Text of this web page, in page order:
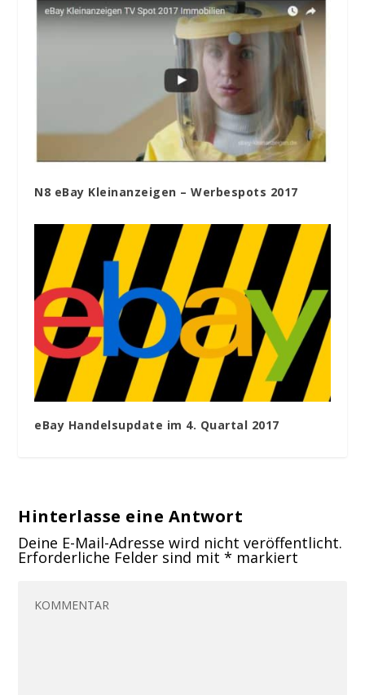
N8 eBay Kleinanzeigen – Werbespots 2017
eBay Handelsupdate im 4. Quartal 2017
Hinterlasse eine Antwort
Deine E-Mail-Adresse wird nicht veröffentlicht.
Erforderliche Felder sind mit* markiert